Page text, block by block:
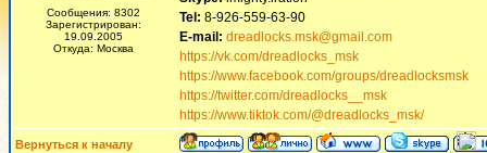
Сообщения: 8302
Зарегистрирован:
19.09.2005
Откуда: Москва
Tel: 8-926-559-63-90
E-mail: dreadlocks.msk@gmail.com
https://vk.com/dreadlocks_msk
https://www.facebook.com/groups/dreadlocksmsk
https://twitter.com/dreadlocks__msk
https://www.tiktok.com/@dreadlocks_msk/
Вернуться к началу